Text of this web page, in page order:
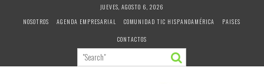
JUEVES, AGOSTO 6, 2026
NOSOTROS
AGENDA EMPRESARIAL COMUNIDAD TIC HISPANOAMÉRICA
PAISES
CONTACTOS